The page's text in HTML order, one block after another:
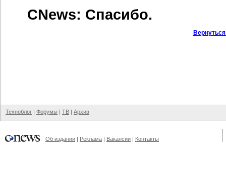
CNews: Спасибо.
Техноблог | Форумы | ТВ | Архив
Об издании | Реклама | Вакансии | Контакты